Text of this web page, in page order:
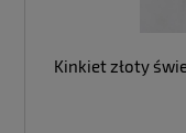
Kinkiet złoty